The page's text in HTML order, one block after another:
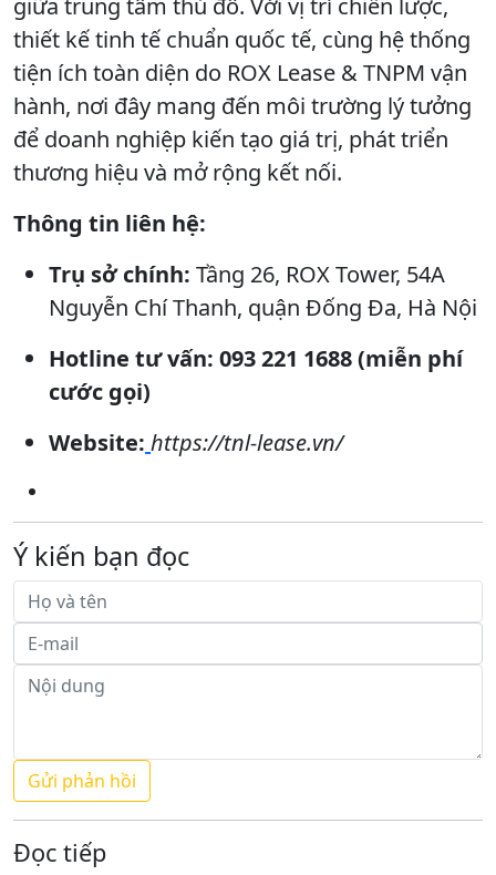
giữa trung tâm thủ đô. Với vị trí chiến lược,
thiết kế tinh tế chuẩn quốc tế, cùng hệ thống
tiện ích toàn diện do ROX Lease & TNPM vận
hành, nơi đây mang đến môi trường lý tưởng
để doanh nghiệp kiến tạo giá trị, phát triển
thương hiệu và mở rộng kết nối.
Thông tin liên hệ:
Trụ sở chính: Tầng 26, ROX Tower, 54A
Nguyễn Chí Thanh, quận Đống Đa, Hà Nội
Hotline tư vấn: 093 221 1688 (miễn phí
cước gọi)
Website: https://tnl-lease.vn/
Ý kiến bạn đọc
Đọc tiếp